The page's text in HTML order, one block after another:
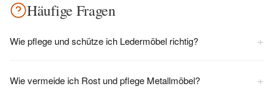
Häufige Fragen
Wie pflege und schütze ich Ledermöbel richtig? +
Wie vermeide ich Rost und pflege Metallmöbel? +